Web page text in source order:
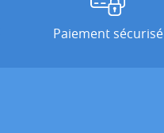
Paiement sécurisé